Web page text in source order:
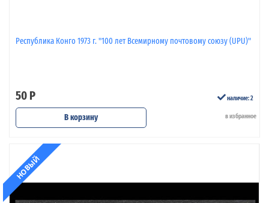
Республика Конго 1973 г. "100 лет Всемирному почтовому союзу (UPU)"
50 Р наличие: 2
В корзину в избранное
НОВЫЙ